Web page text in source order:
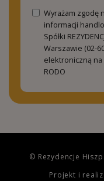
Wyrażam zgodę
informacji
Spółki
Warszawie (02-
elektroniczną
RODO
© Rezydencje
Projekt i